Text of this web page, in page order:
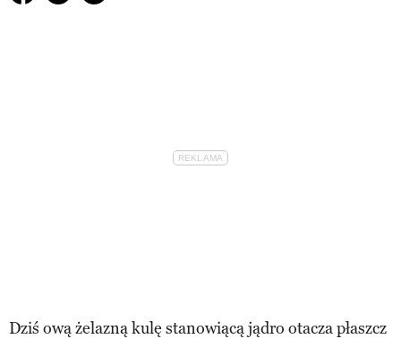
Dziś ową żelazną kulę stanowiącą jądro otacza płaszcz